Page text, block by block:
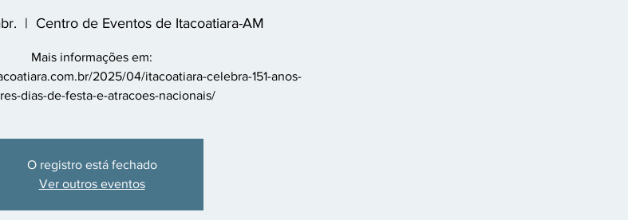
  |
Centro de Eventos de Itacoatiara-AM
Mais informações em:
2025/04/itacoatiara-celebra-151-anos-
dias-de-festa-e-atracoes-nacionais/
O registro está fechado
Ver outros eventos